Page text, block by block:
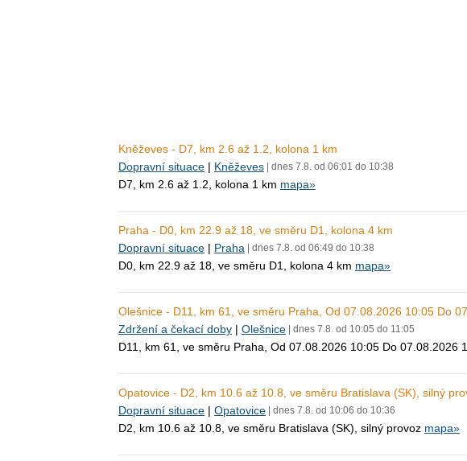
Kněževes - D7, km 2.6 až 1.2, kolona 1 km
Dopravní situace | Kněževes | dnes 7.8. od 06:01 do 10:38
D7, km 2.6 až 1.2, kolona 1 km mapa»
Praha - D0, km 22.9 až 18, ve směru D1, kolona 4 km
Dopravní situace | Praha | dnes 7.8. od 06:49 do 10:38
D0, km 22.9 až 18, ve směru D1, kolona 4 km mapa»
Olešnice - D11, km 61, ve směru Praha, Od 07.08.2026 10:05 Do
Zdržení a čekací doby | Olešnice | dnes 7.8. od 10:05 do 11:05
D11, km 61, ve směru Praha, Od 07.08.2026 10:05 Do 07.08.2026
Opatovice - D2, km 10.6 až 10.8, ve směru Bratislava (SK), silný
Dopravní situace | Opatovice | dnes 7.8. od 10:06 do 10:36
D2, km 10.6 až 10.8, ve směru Bratislava (SK), silný provoz mapa»